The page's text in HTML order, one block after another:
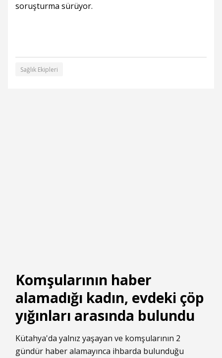
soruşturma sürüyor.
Sağlık Ekipleri
Komşularının haber
alamadığı kadın, evdeki çöp
yığınları arasında bulundu
Kütahya'da yalnız yaşayan ve komşularının 2
gündür haber alamayınca ihbarda bulunduğu